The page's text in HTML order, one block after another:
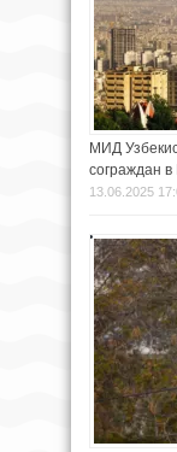
МИД
сограждан
13.06.2025